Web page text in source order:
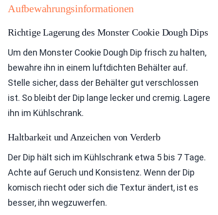
Aufbewahrungsinformationen
Richtige Lagerung des Monster Cookie Dough Dips
Um den Monster Cookie Dough Dip frisch zu halten,
bewahre ihn in einem luftdichten Behälter auf.
Stelle sicher, dass der Behälter gut verschlossen
ist. So bleibt der Dip lange lecker und cremig. Lagere
ihn im Kühlschrank.
Haltbarkeit und Anzeichen von Verderb
Der Dip hält sich im Kühlschrank etwa 5 bis 7 Tage.
Achte auf Geruch und Konsistenz. Wenn der Dip
komisch riecht oder sich die Textur ändert, ist es
besser, ihn wegzuwerfen.